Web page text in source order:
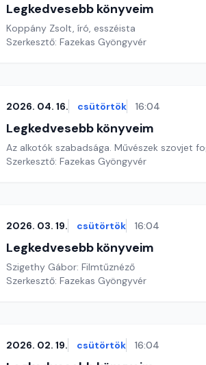
Legkedvesebb könyveim
Koppány Zsolt, író, esszéista
Szerkesztő: Fazekas Gyöngyvér
2026. 04. 16. csütörtök 16:04
Legkedvesebb könyveim
Az alkotók szabadsága. Művészek szovjet
Szerkesztő: Fazekas Gyöngyvér
2026. 03. 19. csütörtök 16:04
Legkedvesebb könyveim
Szigethy Gábor: Filmtűznéző
Szerkesztő: Fazekas Gyöngyvér
2026. 02. 19. csütörtök 16:04